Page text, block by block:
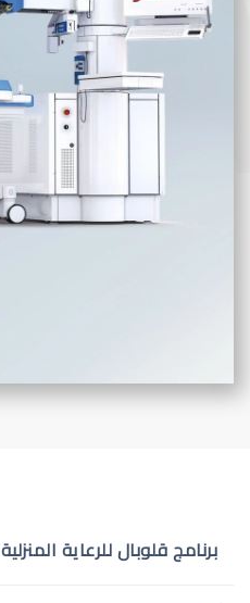
برنامج قلوبال للرعاية المنزلية